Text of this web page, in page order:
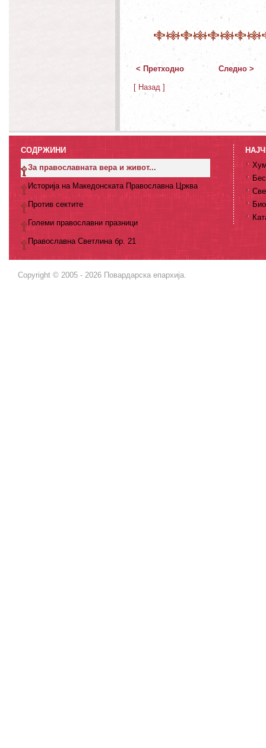
< Претходно Следно >
[ Назад ]
СОДРЖИНИ
За православната вера и живот...
Историја на Македонската Православна Црква
Против сектите
Големи православни празници
Православна Светлина бр. 21
Copyright © 2005 - 2026 Повардарска епархија.